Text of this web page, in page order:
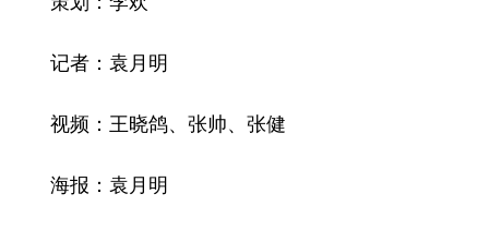
记者：袁月明
视频：王晓鸽、张帅、张健
海报：袁月明